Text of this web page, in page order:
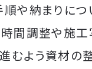
や納まりに
時間調整や施
むよう資材の